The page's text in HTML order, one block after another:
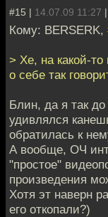
#15 | 14.07.09 11:27 |
Кому: BERSERK,
> Хе, на какой-
о себе так
Блин, да я так
удивлялся
обратилась к
А вообще, ОЧ
"простое"
произведения
Хотя эт наверн
его откопали?)